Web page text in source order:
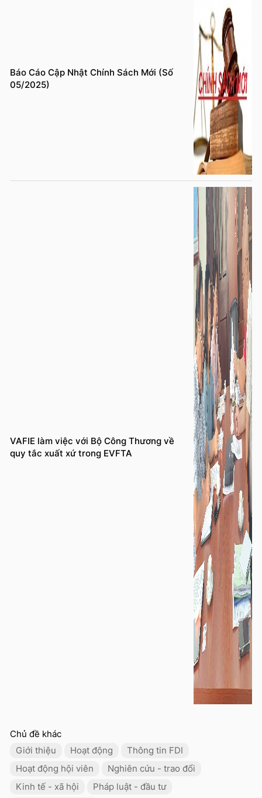
Báo Cáo Cập Nhật Chính Sách Mới (Số
05/2025)
VAFIE làm việc với Bộ Công Thương về
quy tắc xuất xứ trong EVFTA
Chủ đề khác
Giới thiệu
Hoạt động
Thông tin FDI
Hoạt động hội viên
Nghiên cứu - trao đổi
Kinh tế - xã hội
Pháp luật - đầu tư